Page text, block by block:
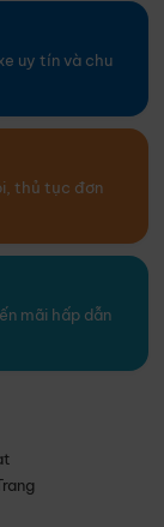
uy tín và chu
thủ tục đơn
mãi hấp dẫn